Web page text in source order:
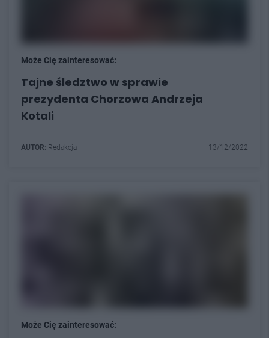
Może Cię zainteresować:
Tajne śledztwo w sprawie
prezydenta Chorzowa Andrzeja
Kotali
AUTOR: Redakcja 13/12/2022
Może Cię zainteresować: